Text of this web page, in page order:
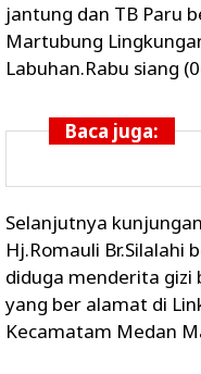
jantung dan TB Paru
Martubung
Labuhan.Rabu siang
Baca juga:
Selanjutnya
Hj.Romauli Br.Silalahi
diduga menderita gizi
yang ber alamat di
Kecamatam Medan